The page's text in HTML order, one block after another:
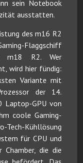
sein Notebook
ausstatten.
des m16 R2
Flaggschiff
m18 R2. Wer
wird hier fündig:
Variante mit
der 14.
Laptop-GPU von
coole Gaming-
Tech-Kühllösung
für CPU und
die die